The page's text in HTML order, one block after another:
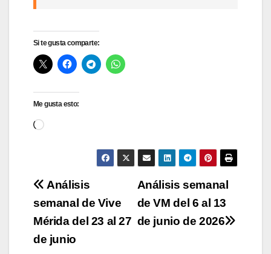
Si te gusta comparte:
Me gusta esto:
Cargando...
Navegación
de
entradas
Análisis semanal
de VM del 6 al 13
de junio de 2026
Análisis
semanal de Vive
Mérida del 23 al 27
de junio